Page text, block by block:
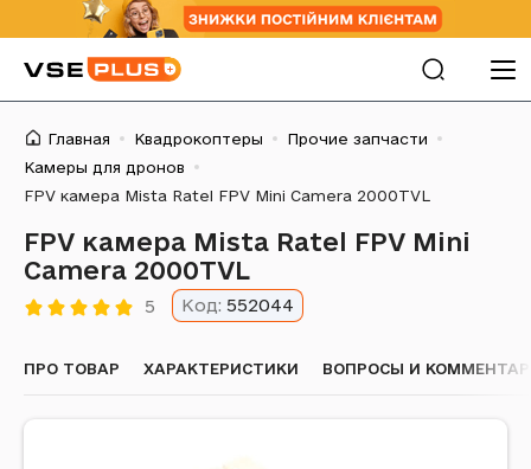
Главная Квадрокоптеры
Прочие запчасти
Камеры для дронов
FPV камера Mista Ratel FPV Mini Camera 2000TVL
FPV камера Mista Ratel FPV Mini
Camera 2000TVL
5 Код: 552044
ПРО ТОВАР ХАРАКТЕРИСТИКИ ВОПРОСЫ И